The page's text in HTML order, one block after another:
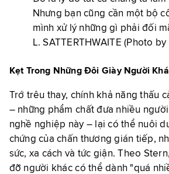
Nhưng bạn cũng cần một bộ
mình xử lý những gì phải đối
L. SATTERTHWAITE(Photo
Kẹt Trong Những Đôi Giày Người
Trớ trêu thay, chính khả năng thấu
– những phẩm chất đưa nhiều
nghề nghiệp này – lại có thể nuôi
chứng của chấn thương gián tiếp,
sức, xa cách và tức giận. Theo
đỡ người khác có thể dành "quá